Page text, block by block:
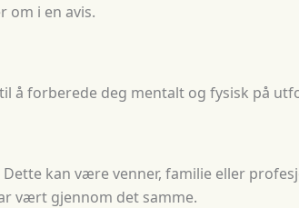
om i en avis.
å forberede deg mentalt og fysisk på
kan være venner, familie eller
vært gjennom det samme.